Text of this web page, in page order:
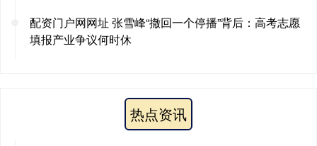
配资门户网网址 张雪峰“撤回一个停播”背后：高考志愿
填报产业争议何时休
热点资讯